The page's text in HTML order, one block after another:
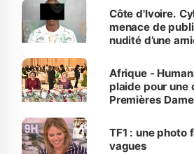
des Transports
Côte d'Ivoire.
menace de
nudité d’une
Afrique -
plaide pour une
Premières
sur la scène
TF1 : une photo
vagues